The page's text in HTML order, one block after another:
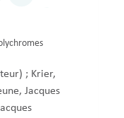
; Krier,
Jacques